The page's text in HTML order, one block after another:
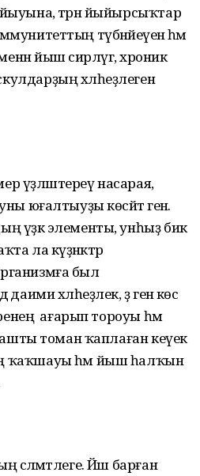
тәрән йыйырсыҡтар
түбәнәйеүенә һәм
йыш сирләүгә, хроник
хәлһеҙлегенә
үҙләштереү насарая, ә
юғалтыуҙы көсәйтә генә.
үҙәк элементы, унһыҙ бик
ла күҙәнәктәр
был
хәлһеҙлек, әҙ генә көс
ағарып тороуы һәм
башты томан ҡаплаған кеүек
ҡаҡшауы һәм йыш һалҡын
Йәш барған